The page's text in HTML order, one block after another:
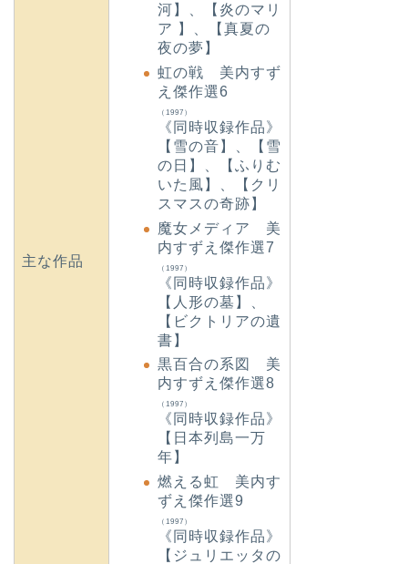
主な作品
河】、【炎のマリ
ア 】、【真夏の
夜の夢】
虹の戦 美内すず
え傑作選6
（1997）
《同時収録作品》
【雪の音】、【雪
の日】、【ふりむ
いた風】、【クリ
スマスの奇跡】
魔女メディア 美
内すずえ傑作選7
（1997）
《同時収録作品》
【人形の墓】、
【ビクトリアの遺
書】
黒百合の系図 美
内すずえ傑作選8
（1997）
《同時収録作品》
【日本列島一万
年】
燃える虹 美内す
ずえ傑作選9
（1997）
《同時収録作品》
【ジュリエッタの